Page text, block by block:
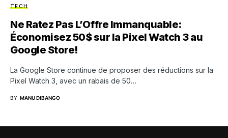
TECH
Ne Ratez Pas L’Offre Immanquable:
Économisez 50$ sur la Pixel Watch 3 au
Google Store!
La Google Store continue de proposer des réductions sur la
Pixel Watch 3, avec un rabais de 50…
BY MANU DIBANGO